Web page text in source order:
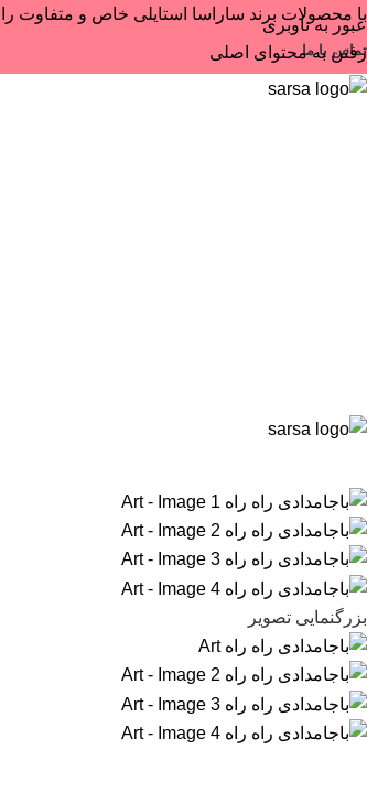
عبور به ناوبری
رفتن به محتوای اصلی
با محصولات برند ساراسا استایلی خاص و متفاوت را
تماس با ما
بزرگنمایی تصویر